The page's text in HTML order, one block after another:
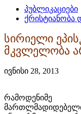
პუბლიკაციები
ქრისტიანობა
სირიელი
მკვლელობა
ივნისი 28, 2013
რამოდენიმე